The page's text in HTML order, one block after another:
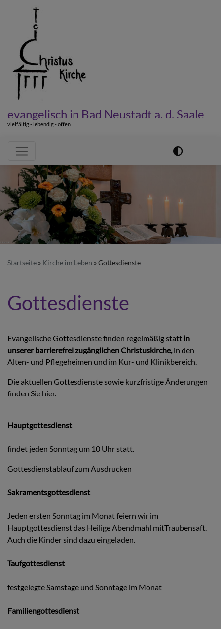
evangelisch in Bad Neustadt a. d. Saale
vielfältig - lebendig - offen
Hauptnavigation
Startseite Kirche im Leben Gottesdienste
Gottesdienste
Evangelische Gottesdienste finden regelmäßig statt in
unserer barrierefrei zugänglichen Christuskirche,in den
Alten- und Pflegeheimen und im Kur- und Klinikbereich.
Die aktuellen Gottesdienste sowie kurzfristige Änderungen
finden Sie hier.
Hauptgottesdienst
findet jeden Sonntag um 10 Uhr statt.
Gottesdienstablauf zum Ausdrucken
Sakramentsgottesdienst
Jeden ersten Sonntag im Monat feiern wir im
Hauptgottesdienst das Heilige Abendmahl mitTraubensaft.
Auch die Kinder sind dazu eingeladen.
Taufgottesdienst
festgelegte Samstage und Sonntage im Monat
Familiengottesdienst